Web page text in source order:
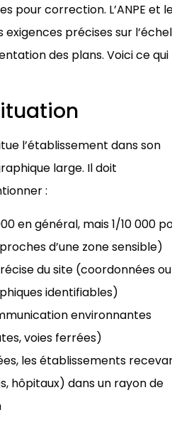
pour correction. L’ANPE et
précises sur
des plans. Voici ce qui
l’établissement dans son
large. Il doit
:
en général, mais 1/10 000
d’une zone sensible)
du site (coordonnées ou
identifiables)
environnantes
voies ferrées)
les établissements
hôpitaux) dans un rayon de